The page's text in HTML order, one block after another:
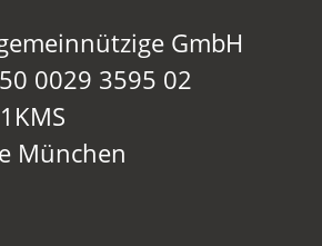
GmbH
0029 3595 02
München